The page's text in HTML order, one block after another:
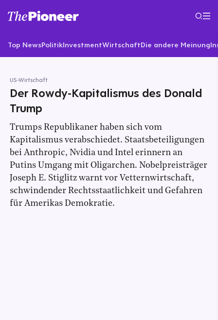
Top NewsPolitikInvestmentWirtschaftDie andere Meinung
US-Wirtschaft
Der Rowdy-Kapitalismus des Donald
Trump
Trumps Republikaner haben sich vom
Kapitalismus verabschiedet. Staatsbeteiligungen
bei Anthropic, Nvidia und Intel erinnern an
Putins Umgang mit Oligarchen. Nobelpreisträger
Joseph E. Stiglitz warnt vor Vetternwirtschaft,
schwindender Rechtsstaatlichkeit und Gefahren
für Amerikas Demokratie.